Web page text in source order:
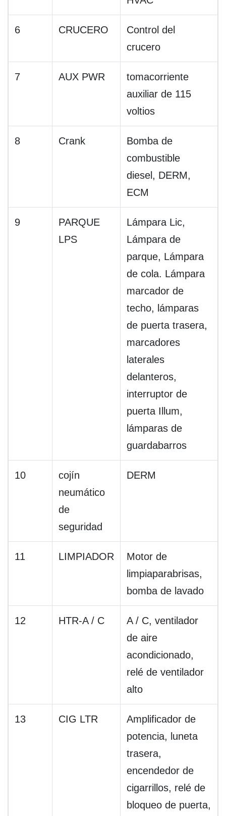
6 CRUCERO
Control del
crucero
7 AUX PWR
tomacorriente
auxiliar de 115
voltios
8 Crank
Bomba de
combustible
diesel, DERM,
ECM
9
PARQUE
LPS
Lámpara Lic,
Lámpara de
parque, Lámpara
de cola. Lámpara
marcador de
techo, lámparas
de puerta trasera,
marcadores
laterales
delanteros,
interruptor de
puerta Illum,
lámparas de
guardabarros
10
cojín
neumático
de
seguridad
DERM
11 LIMPIADOR
Motor de
limpiaparabrisas,
bomba de lavado
12 HTR-A / C
A / C, ventilador
de aire
acondicionado,
relé de ventilador
alto
13 CIG LTR
Amplificador de
potencia, luneta
trasera,
encendedor de
cigarrillos, relé de
bloqueo de puerta,